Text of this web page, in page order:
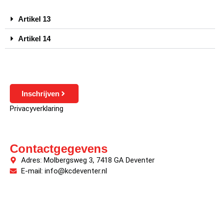
Artikel 13
Artikel 14
Inschrijven
Privacyverklaring
Contactgegevens
Adres: Molbergsweg 3, 7418 GA Deventer
E-mail: info@kcdeventer.nl